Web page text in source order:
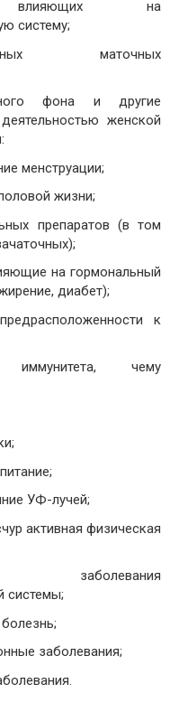
влияющих на
систему;
маточных
фона и другие
женской
менструации;
жизни;
препаратов (в том
на гормональный
диабет);
к
чему
УФ-лучей;
активная физическая
заболевания
системы;
заболевания;